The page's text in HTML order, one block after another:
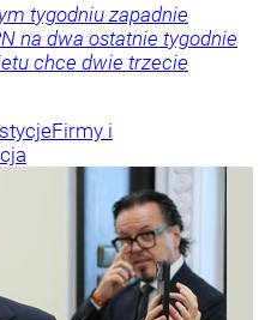
tygodniu zapadnie
na dwa ostatnie tygodnie
chce dwie trzecie
Firmy i